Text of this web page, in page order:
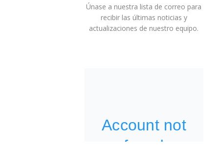
Únase a nuestra lista de correo para
recibir las últimas noticias y
actualizaciones de nuestro equipo.